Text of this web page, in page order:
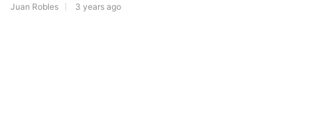
Juan Robles 3 years ago